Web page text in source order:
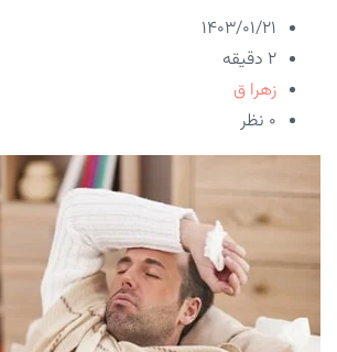
۱۴۰۳/۰۱/۲۱
2 دقیقه
زهرا ق
۰ نظر